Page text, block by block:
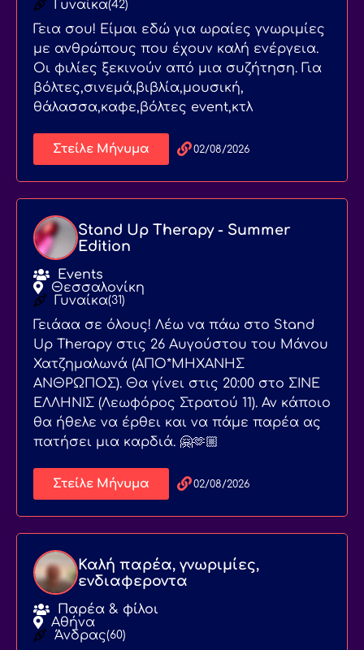
Γυναίκα(42)
Γεια σου! Είμαι εδώ για ωραίες γνωριμίες
με ανθρώπους που έχουν καλή ενέργεια.
Οι φιλίες ξεκινούν από μια συζήτηση. Για
βόλτες,σινεμά,βιβλία,μουσική,
θάλασσα,καφε,βόλτες event,κτλ
Στείλε Μήνυμα 02/08/2026
Stand Up Therapy - Summer
Edition
Events
Θεσσαλονίκη
Γυναίκα(31)
Γειάαα σε όλους! Λέω να πάω στο Stand
Up Therapy στις 26 Αυγούστου του Μάνου
Χατζημαλωνά (ΑΠΟ*ΜΗΧΑΝΗΣ
ΑΝΘΡΩΠΟΣ). Θα γίνει στις 20:00 στο ΣΙΝΕ
ΕΛΛΗΝΙΣ (Λεωφόρος Στρατού 11). Αν κάποιο
θα ήθελε να έρθει και να πάμε παρέα ας
πατήσει μια καρδιά. 🤗🫶🏼
Στείλε Μήνυμα 02/08/2026
Καλή παρέα, γνωριμίες,
ενδιαφεροντα
Παρέα & φίλοι
Αθήνα
Άνδρας(60)